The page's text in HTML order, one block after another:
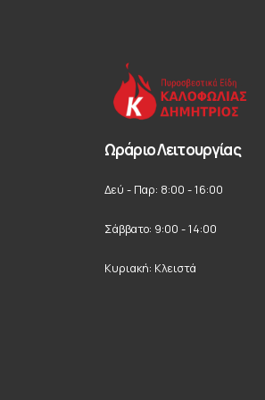
Ωράριο Λειτουργίας
Δεύ - Παρ: 8:00 - 16:00
Σάββατο: 9:00 - 14:00
Κυριακή: Κλειστά